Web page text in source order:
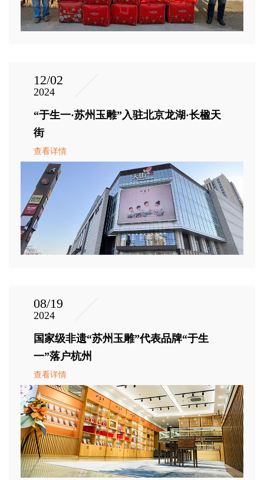
12/02
2024
“于生一·苏州玉雕”入驻北京龙湖·长楹天
街
查看详情
08/19
2024
国家级非遗“苏州玉雕”代表品牌“于生
一”落户杭州
查看详情